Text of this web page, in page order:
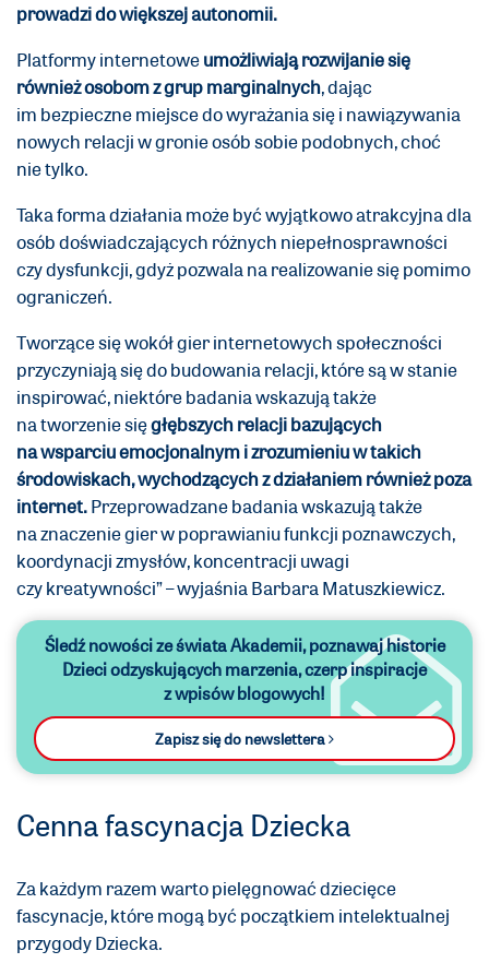
prowadzi do większej autonomii.
Platformy internetoweumożliwiają rozwijanie się
również osobom z grup marginalnych, dając
im bezpieczne miejsce do wyrażania się i nawiązywania
nowych relacji w gronie osób sobie podobnych, choć
nie tylko.
Taka forma działania może być wyjątkowo atrakcyjna dla
osób doświadczających różnych niepełnosprawności
czy dysfunkcji, gdyż pozwala na realizowanie się pomimo
ograniczeń.
Tworzące się wokół gier internetowych społeczności
przyczyniają się do budowania relacji, które są w stanie
inspirować, niektóre badania wskazują także
na tworzenie sięgłębszych relacji bazujących
na wsparciu emocjonalnym i zrozumieniu w takich
środowiskach, wychodzących z działaniem również poza
internet.Przeprowadzane badania wskazują także
na znaczenie gier w poprawianiu funkcji poznawczych,
koordynacji zmysłów, koncentracji uwagi
czy kreatywności” – wyjaśnia Barbara Matuszkiewicz.
Śledź nowości ze świata Akademii,poznawaj historie
Dzieci odzyskujących marzenia,czerp inspiracje
z wpisów blogowych!
Zapisz się do newslettera
Cenna fascynacja Dziecka
Za każdym razem warto pielęgnować dziecięce
fascynacje, które mogą być początkiem intelektualnej
przygody Dziecka.